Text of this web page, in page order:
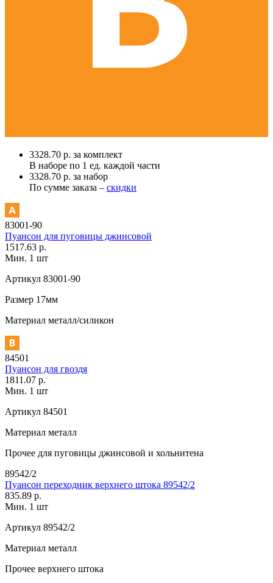
3328.70 р. за комплект
В наборе по 1 ед. каждой части
3328.70 р. за набор
По сумме заказа – скидки
83001-90
Пуансон для пуговицы джинсовой
1517.63 р.
Мин. 1 шт
Артикул 83001-90
Размер 17мм
Материал металл/силикон
84501
Пуансон для гвоздя
1811.07 р.
Мин. 1 шт
Артикул 84501
Материал металл
Прочее для пуговицы джинсовой и хольнитена
89542/2
Пуансон переходник верхнего штока 89542/2
835.89 р.
Мин. 1 шт
Артикул 89542/2
Материал металл
Прочее верхнего штока